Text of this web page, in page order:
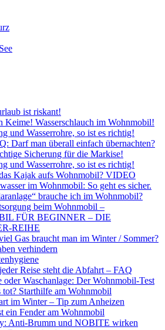
ist riskant!
Keime! Wasserschlauch im Wohnmobil!
und Wasserrohre, so ist es richtig!
Darf man überall einfach übernachten?
Sicherung für die Markise!
und Wasserrohre, so ist es richtig!
Kajak aufs Wohnmobil? VIDEO
im Wohnmobil: So geht es sicher.
brauche ich im Wohnmobil?
beim Wohnmobil –
FÜR BEGINNER – DIE
REIHE
Gas braucht man im Winter / Sommer?
verhindern
Reise steht die Abfahrt – FAQ
oder Waschanlage: Der Wohnmobil-Test
Starthilfe am Wohnmobil
im Winter – Tip zum Anheizen
ein Fender am Wohnmobil
Anti-Brumm und NOBITE wirken